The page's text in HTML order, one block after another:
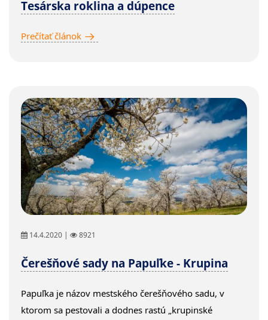
Tesárska roklina a dúpence
Prečítať článok
14.4.2020 | 8921
Čerešňové sady na Papuľke - Krupina
Papuľka je názov mestského čerešňového sadu, v
ktorom sa pestovali a dodnes rastú „krupinské